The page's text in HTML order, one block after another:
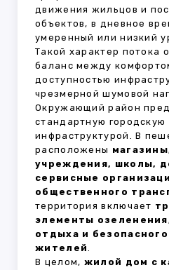
движения жильцов и
объектов, в дневное
умеренный или низкий
Такой характер потока
баланс между
доступностью
чрезмерной шумовой
Окружающий район
стандартную городскую
инфраструктурой. В
расположены
учреждения, школы,
сервисные
общественного
территория включает
элементы
отдыха и
жителей.
В целом, жилой дом с